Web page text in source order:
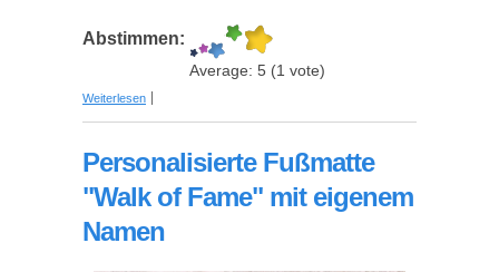
Abstimmen:
Average: 5 (1 vote)
Weiterlesen über Star Wars Monopoly - Das Erwachen der
Personalisierte Fußmatte
"Walk of Fame" mit eigenem
Namen